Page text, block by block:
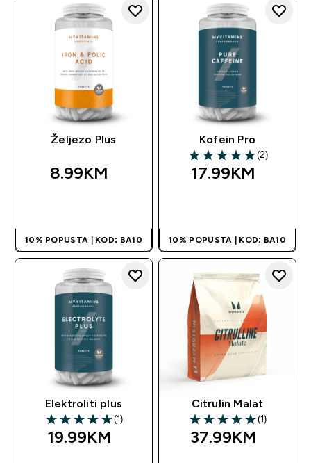
Željezo Plus
8.99KM‎
10% POPUSTA | KOD: BA10
Kofein Pro
5 out of 5 stars
(2)
17.99KM‎
10% POPUSTA | KOD: BA10
Elektroliti plus
5 out of 5 stars
(1)
19.99KM‎
Citrulin Malat
5 out of 5 stars
(1)
37.99KM‎